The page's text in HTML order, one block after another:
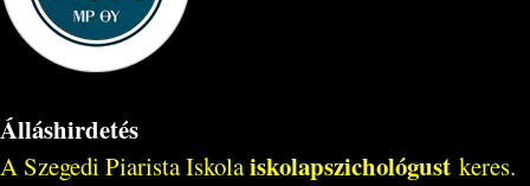
Álláshirdetés
A Szegedi Piarista Iskolaiskolapszichológust keres.